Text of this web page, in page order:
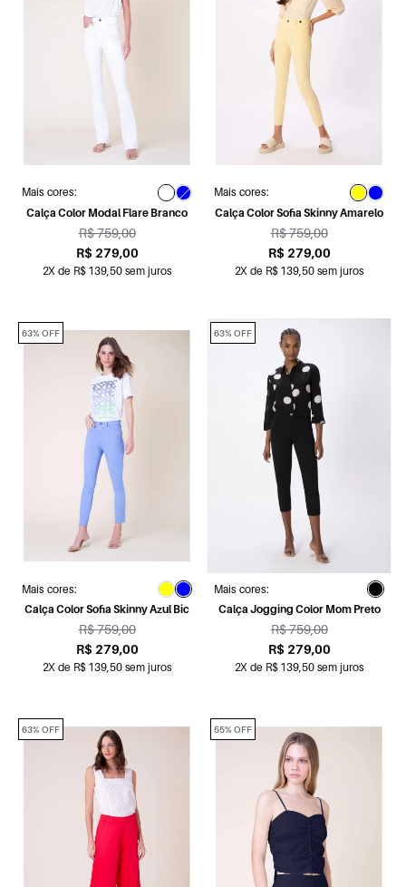
Mais cores:
Calça Color Modal Flare Branco
R$ 759,00
R$ 279,00
2X de R$ 139,50 sem juros
Mais cores:
Calça Color Sofia Skinny Amarelo
R$ 759,00
R$ 279,00
2X de R$ 139,50 sem juros
Mais cores:
Calça Color Sofia Skinny Azul Bic
R$ 759,00
R$ 279,00
2X de R$ 139,50 sem juros
63% OFF
Mais cores:
Calça Jogging Color Mom Preto
R$ 759,00
R$ 279,00
2X de R$ 139,50 sem juros
63% OFF
63% OFF 55% OFF